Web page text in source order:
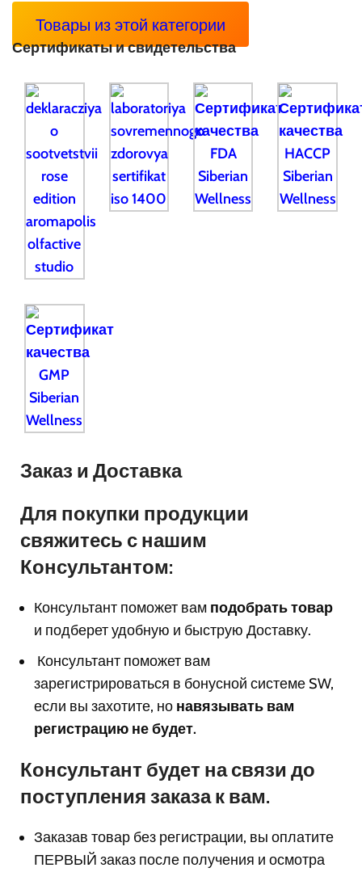
Товары из этой категории
Сертификаты и свидетельства
Заказ и Доставка
Для покупки продукции
свяжитесь с нашим
Консультантом:
Консультант поможет вам подобрать товар
и подберет удобную и быструю Доставку.
Консультант поможет вам
зарегистрироваться в бонусной системе SW,
если вы захотите, но навязывать вам
регистрацию не будет.
Консультант будет на связи до
поступления заказа к вам.
Заказав товар без регистрации, вы оплатите
ПЕРВЫЙ заказ после получения и осмотра